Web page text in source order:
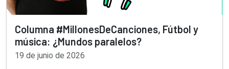
Columna #MillonesDeCanciones, Fútbol y
música: ¿Mundos paralelos?
19 de junio de 2026